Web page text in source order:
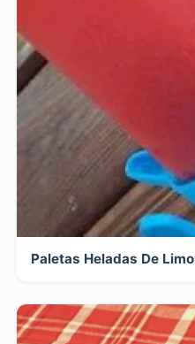
Paletas Heladas De